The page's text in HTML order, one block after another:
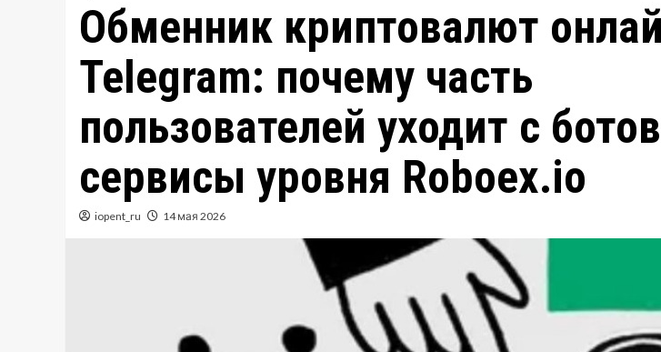
Обменник криптовалют
Telegram: почему часть
пользователей уходит с
сервисы уровня Roboex.io
iopent_ru 14 мая 2026